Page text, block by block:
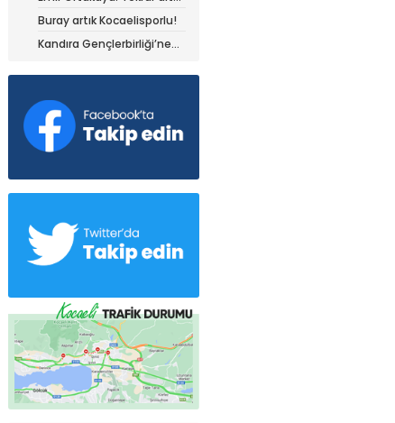
olduğum yerdeyim
Buray artık Kocaelisporlu!
Kandıra Gençlerbirliği’ne